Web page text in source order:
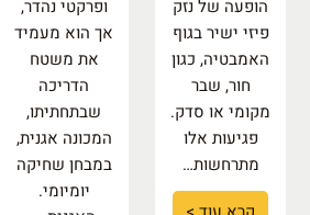
הופעה של נזק
פיזי ישיר בגוף
האמבטיה, כגון
חור, שבר
מקומי או סדק.
פגיעות אלו
מתרחשות…
ופרקטי נהדר,
אך הוא מעמיד
את משטח
הדריכה
שבתחתיתו,
המכונה אגנית,
במבחן שחיקה
יומיומי.